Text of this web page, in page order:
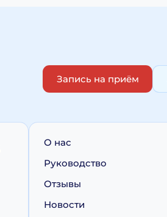
Запись на приём
О нас
Руководство
Отзывы
Новости